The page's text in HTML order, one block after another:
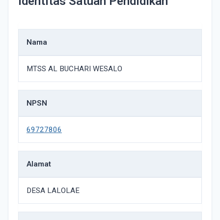
Nama
MTSS AL BUCHARI WESALO
NPSN
69727806
Alamat
DESA LALOLAE